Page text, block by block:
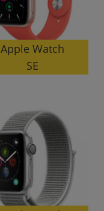
Apple Watch
SE